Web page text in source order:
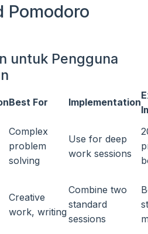
Pomodoro
untuk Pengguna
Best For Implementation
Complex
problem
solving
Use for deep
work sessions
Creative
work, writing
Combine two
standard
sessions